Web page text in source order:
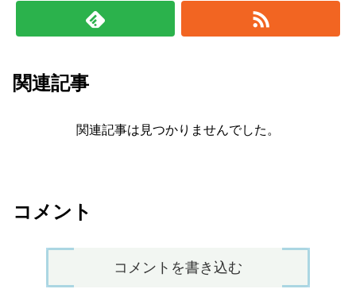
関連記事
関連記事は見つかりませんでした。
コメント
コメントを書き込む